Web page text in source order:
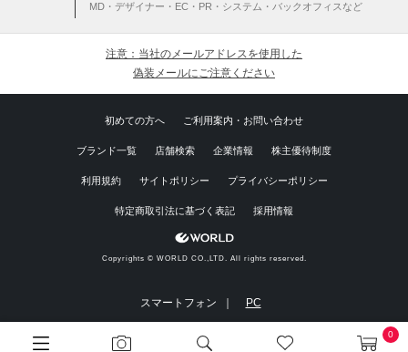
0
MD・デザイナー・EC・PR・システム・バックオフィスなど
注意：当社のメールアドレスを使用した
偽装メールにご注意ください
初めての方へ ご利用案内・お問い合わせ
ブランド一覧 店舗検索 企業情報 株主優待制度
利用規約 サイトポリシー プライバシーポリシー
特定商取引法に基づく表記 採用情報
Copyrights © WORLD CO.,LTD. All rights reserved.
スマートフォン ｜ PC